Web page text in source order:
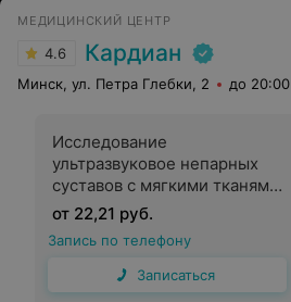
МЕДИЦИНСКИЙ ЦЕНТР
4.6 Кардиан
Минск, ул. Петра Глебки, 2 до 20:00
Исследование
ультразвуковое непарных
суставов с мягкими тканями
и дуплексным
сканированием сосудов
одного анатомического
региона.
от 22,21 руб.
Запись по телефону
Записаться